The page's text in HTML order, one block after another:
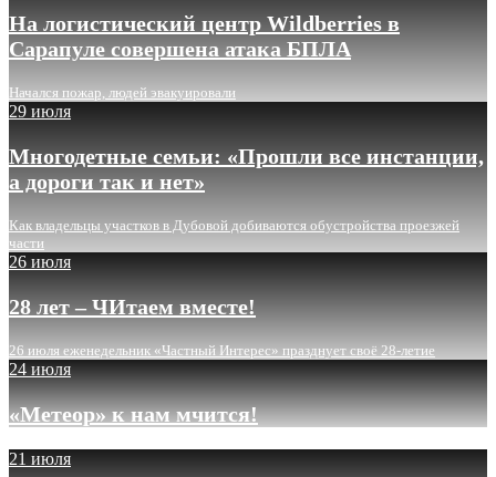
На логистический центр Wildberries в
Сарапуле совершена атака БПЛА
Начался пожар, людей эвакуировали
29 июля
Многодетные семьи: «Прошли все инстанции,
а дороги так и нет»
Как владельцы участков в Дубовой добиваются обустройства проезжей
части
26 июля
28 лет – ЧИтаем вместе!
26 июля еженедельник «Частный Интерес» празднует своё 28-летие
24 июля
«Метеор» к нам мчится!
21 июля